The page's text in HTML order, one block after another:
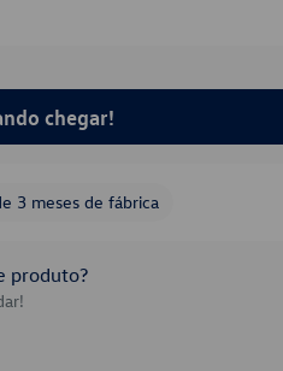
chegar!
3 meses de fábrica
produto?